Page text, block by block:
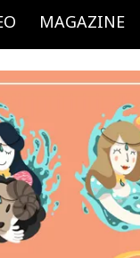
MAGAZINE